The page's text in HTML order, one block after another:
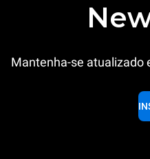
Mantenha-se atualizado